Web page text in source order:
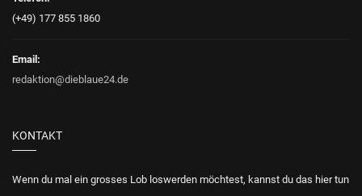
(+49) 177 855 1860
Email:
redaktion@dieblaue24.de
KONTAKT
Wenn du mal ein grosses Lob loswerden möchtest, kannst du das hier tun